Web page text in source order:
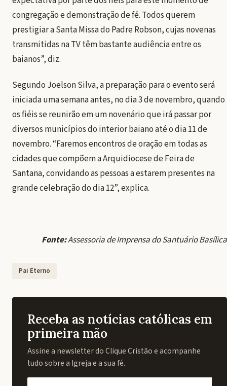
congregação e demonstração de fé. Todos querem
prestigiar a Santa Missa do Padre Robson, cujas novenas
transmitidas na TV têm bastante audiência entre os
baianos”, diz.
Segundo Joelson Silva, a preparação para o evento será
iniciada uma semana antes, no dia 3 de novembro, quando
os fiéis se reunirão em um novenário que irá passar por
diversos municípios do interior baiano até o dia 11 de
novembro. “Faremos encontros de oração em todas as
cidades que compõem a Arquidiocese de Feira de
Santana, convidando as pessoas a estarem presentes na
grande celebração do dia 12”, explica.
Fonte:Assessoria de Imprensa do Santuário Basílica
Pai Eterno
Receba as notícias católicas em
primeira mão
Assine a newsletter do Clique Cristão e acompanhe
tudo sobre a Igreja e a sua fé.